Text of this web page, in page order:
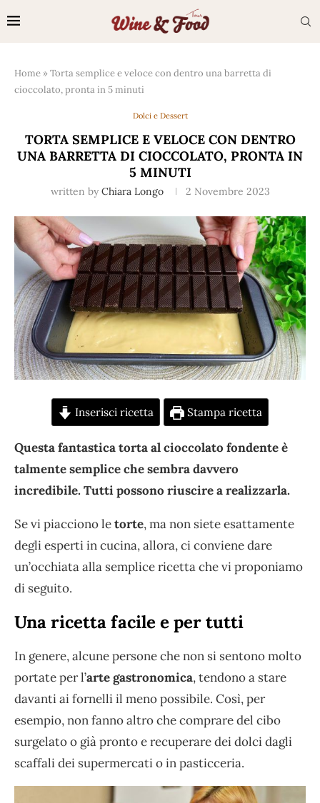
Home »Torta semplice e veloce con dentro una barretta di
cioccolato, pronta in 5 minuti
Dolci e Dessert
TORTA SEMPLICE E VELOCE CON DENTRO
UNA BARRETTA DI CIOCCOLATO, PRONTA IN
5 MINUTI
written by Chiara Longo 2 Novembre 2023
Inserisci ricetta Stampa ricetta
Questa fantastica torta al cioccolato fondente è
talmente semplice che sembra davvero
incredibile. Tutti possono riuscire a realizzarla.
Se vi piacciono letorte, ma non siete esattamente
degli esperti in cucina, allora, ci conviene dare
un’occhiata alla semplice ricetta che vi proponiamo
di seguito.
Una ricetta facile e per tutti
In genere, alcune persone che non si sentono molto
portate per l’arte gastronomica, tendono a stare
davanti ai fornelli il meno possibile. Così, per
esempio, non fanno altro che comprare del cibo
surgelato o già pronto e recuperare dei dolci dagli
scaffali dei supermercati o in pasticceria.